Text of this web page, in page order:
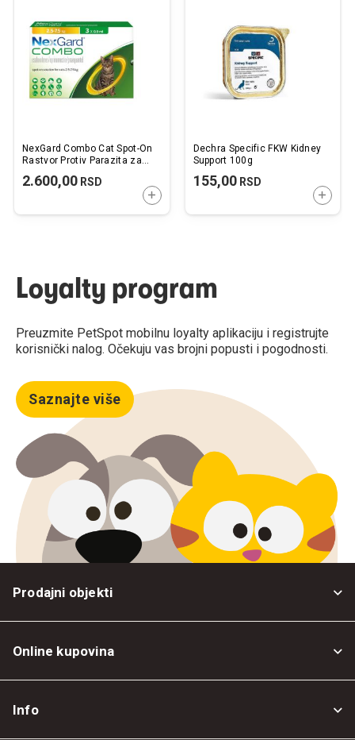
NexGard Combo Cat Spot-On
Rastvor Protiv Parazita za
2.600,00 RSD
DODAJTE U KORPU
Dechra Specific FKW Kidney
Support 100g
155,00RSD
Loyalty program
Preuzmite PetSpot mobilnu loyalty aplikaciju i registrujte
korisnički nalog. Očekuju vas brojni popusti i pogodnosti.
Saznajte više
Prodajni objekti
Online kupovina
Info